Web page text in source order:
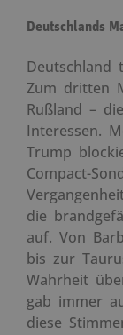
Deutschlands
Deutschland
Zum dritten
Rußland –
Interessen.
Trump
Compact-
die
auf. Von
bis zur
Wahrheit
gab immer
diese